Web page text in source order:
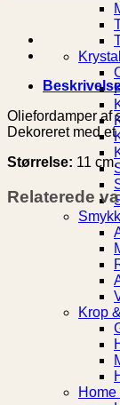
Krop
Oliefordamper af
Dekoreret med
Størrelse: 11 cm.
Relaterede